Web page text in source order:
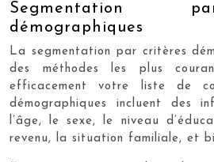
Segmentation
démographiques
La segmentation par critères
des méthodes les plus
efficacement votre liste de
démographiques incluent des
l’âge, le sexe, le niveau
revenu, la situation familiale, et